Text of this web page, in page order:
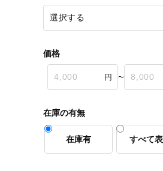
価格
〜
在庫の有無
在庫有 すべて